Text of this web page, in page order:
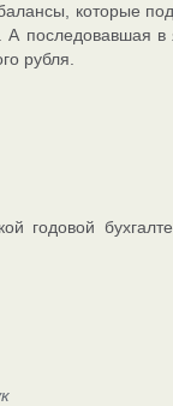
которые
А последовавшая
рубля.